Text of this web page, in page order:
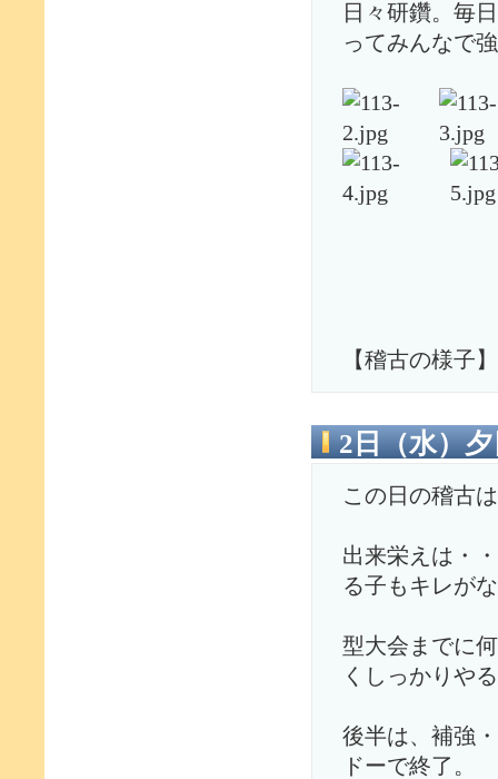
日々研鑽。毎
ってみんなで
【稽古の様子】
2日（水）
この日の稽古
出来栄えは・
る子もキレが
型大会までに
くしっかりや
後半は、補強
ドーで終了。